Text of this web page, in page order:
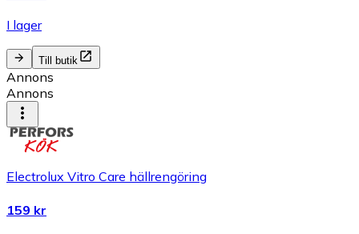
I lager
Till butik
Annons
Annons
Electrolux Vitro Care hällrengöring
159 kr